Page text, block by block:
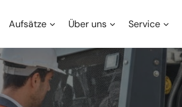
Aufsätze Über uns Service